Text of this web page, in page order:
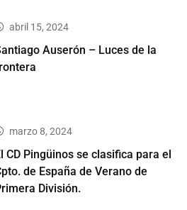
abril 15, 2024
Auserón – Luces de la
marzo 8, 2024
CD Pingüinos se clasifica para el
de España de Verano de
División.